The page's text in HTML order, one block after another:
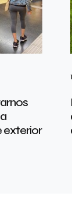
exterior